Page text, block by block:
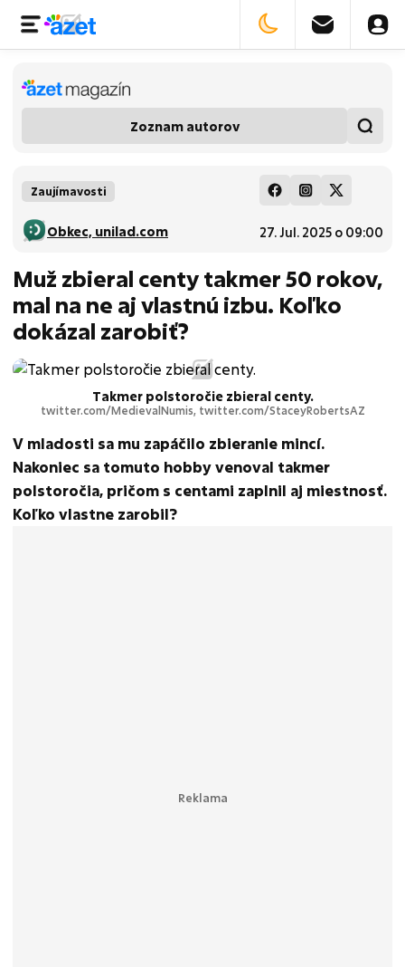
Zoznam autorov
Zaujímavosti
27. Jul. 2025 o 09:00
Obkec, unilad.com
Muž zbieral centy takmer 50 rokov,
mal na ne aj vlastnú izbu. Koľko
dokázal zarobiť?
Takmer polstoročie zbieral centy.
twitter.com/MedievalNumis, twitter.com/StaceyRobertsAZ
V mladosti sa mu zapáčilo zbieranie mincí.
Nakoniec sa tomuto hobby venoval takmer
polstoročia, pričom s centami zaplnil aj miestnosť.
Koľko vlastne zarobil?